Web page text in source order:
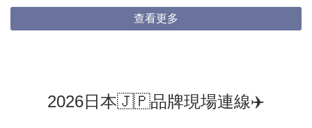
查看更多
2026日本🇯🇵品牌現場連線✈️